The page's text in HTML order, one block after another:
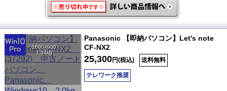
1600×900
1.34kg
Panasonic 【即納パソコン】Let's note
CF-NX2
25,300円(税込) 送料無料
テレワーク推奨